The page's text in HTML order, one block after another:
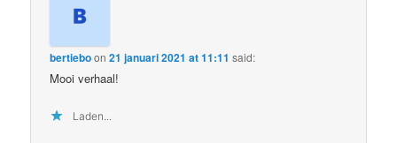
bertieboon21 januari 2021 at 11:11 said:
Mooi verhaal!
Laden...